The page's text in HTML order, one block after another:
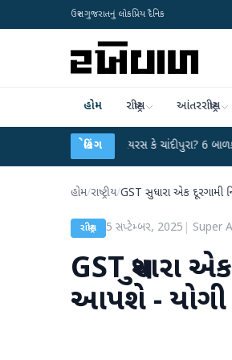
ઉત્તર ગુજરાતનું લોકપ્રિય દૈનિક
હોમ રાષ્ટ્રીય આંતરરાષ્ટ્રીય
બ્રેકિંગ
રહસ્યમય વાયરસ કે ચાંદીપુરા? 6 બાળકોના મોતથી
હોમ/રાષ્ટ્રીય/GST સુધારા એક
રાષ્ટ્રીય 5 સપ્ટેમ્બર, 2025 Super
GST સુધારા
આપશે -